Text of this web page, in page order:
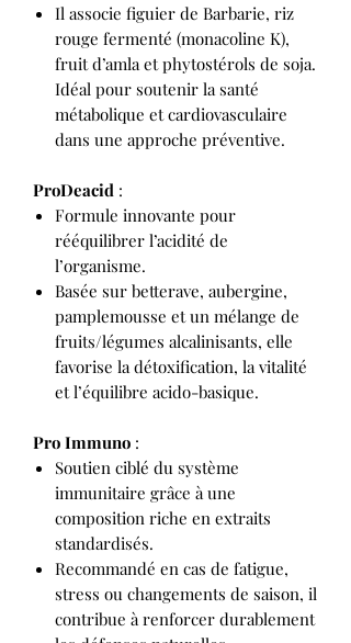
Il associe figuier de Barbarie, riz
rouge fermenté (monacoline K),
fruit d’amla et phytostérols de soja.
Idéal pour soutenir la santé
métabolique et cardiovasculaire
dans une approche préventive.
ProDeacid :
Formule innovante pour
rééquilibrer l’acidité de
l’organisme.
Basée sur betterave, aubergine,
pamplemousse et un mélange de
fruits/légumes alcalinisants, elle
favorise la détoxification, la vitalité
et l’équilibre acido-basique.
Pro Immuno :
Soutien ciblé du système
immunitaire grâce à une
composition riche en extraits
standardisés.
Recommandé en cas de fatigue,
stress ou changements de saison, il
contribue à renforcer durablement